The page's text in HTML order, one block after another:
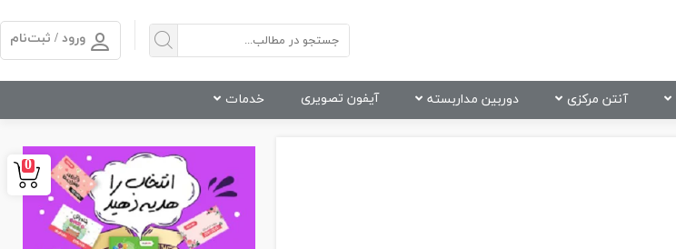
ورود / ثبت‌نام
آنتن مرکزی دوربین مداربسته آیفون تصویری خدمات
0